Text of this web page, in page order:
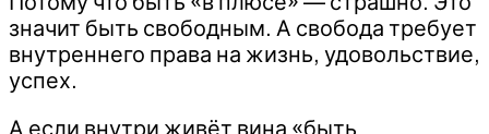
значит быть свободным. А свобода требует
внутреннего права на жизнь, удовольствие,
успех.
А если внутри живёт вина «быть